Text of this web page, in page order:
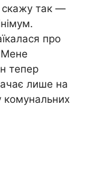
скажу так —
про
Мене
тепер
лише на
комунальних